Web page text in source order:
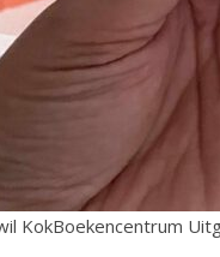
KokBoekencentrum